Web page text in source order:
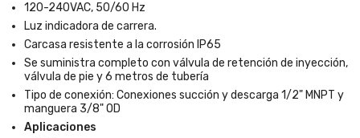
120-240VAC, 50/60 Hz
Luz indicadora de carrera.
Carcasa resistente a la corrosión IP65
Se suministra completo con válvula de retención de inyección,
válvula de pie y 6 metros de tubería
Tipo de conexión: Conexiones succión y descarga 1/2" MNPT y
manguera 3/8" OD
Aplicaciones